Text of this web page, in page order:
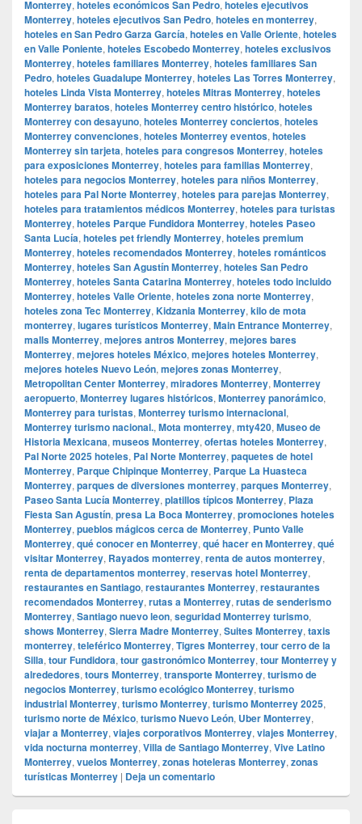
Monterrey, hoteles económicos San Pedro, hoteles ejecutivos
Monterrey, hoteles ejecutivos San Pedro, hoteles en monterrey,
hoteles en San Pedro Garza García, hoteles en Valle Oriente, hoteles
en Valle Poniente, hoteles Escobedo Monterrey, hoteles exclusivos
Monterrey, hoteles familiares Monterrey, hoteles familiares San
Pedro, hoteles Guadalupe Monterrey, hoteles Las Torres Monterrey,
hoteles Linda Vista Monterrey, hoteles Mitras Monterrey, hoteles
Monterrey baratos, hoteles Monterrey centro histórico, hoteles
Monterrey con desayuno, hoteles Monterrey conciertos, hoteles
Monterrey convenciones, hoteles Monterrey eventos, hoteles
Monterrey sin tarjeta, hoteles para congresos Monterrey, hoteles
para exposiciones Monterrey, hoteles para familias Monterrey,
hoteles para negocios Monterrey, hoteles para niños Monterrey,
hoteles para Pal Norte Monterrey, hoteles para parejas Monterrey,
hoteles para tratamientos médicos Monterrey, hoteles para turistas
Monterrey, hoteles Parque Fundidora Monterrey, hoteles Paseo
Santa Lucía, hoteles pet friendly Monterrey, hoteles premium
Monterrey, hoteles recomendados Monterrey, hoteles románticos
Monterrey, hoteles San Agustín Monterrey, hoteles San Pedro
Monterrey, hoteles Santa Catarina Monterrey, hoteles todo incluido
Monterrey, hoteles Valle Oriente, hoteles zona norte Monterrey,
hoteles zona Tec Monterrey, Kidzania Monterrey, kilo de mota
monterrey, lugares turísticos Monterrey, Main Entrance Monterrey,
malls Monterrey, mejores antros Monterrey, mejores bares
Monterrey, mejores hoteles México, mejores hoteles Monterrey,
mejores hoteles Nuevo León, mejores zonas Monterrey,
Metropolitan Center Monterrey, miradores Monterrey, Monterrey
aeropuerto, Monterrey lugares históricos, Monterrey panorámico,
Monterrey para turistas, Monterrey turismo internacional,
Monterrey turismo nacional., Mota monterrey, mty420, Museo de
Historia Mexicana, museos Monterrey, ofertas hoteles Monterrey,
Pal Norte 2025 hoteles, Pal Norte Monterrey, paquetes de hotel
Monterrey, Parque Chipinque Monterrey, Parque La Huasteca
Monterrey, parques de diversiones monterrey, parques Monterrey,
Paseo Santa Lucía Monterrey, platillos típicos Monterrey, Plaza
Fiesta San Agustín, presa La Boca Monterrey, promociones hoteles
Monterrey, pueblos mágicos cerca de Monterrey, Punto Valle
Monterrey, qué conocer en Monterrey, qué hacer en Monterrey, qué
visitar Monterrey, Rayados monterrey, renta de autos monterrey,
renta de departamentos monterrey, reservas hotel Monterrey,
restaurantes en Santiago, restaurantes Monterrey, restaurantes
recomendados Monterrey, rutas a Monterrey, rutas de senderismo
Monterrey, Santiago nuevo leon, seguridad Monterrey turismo,
shows Monterrey, Sierra Madre Monterrey, Suites Monterrey, taxis
monterrey, teleférico Monterrey, Tigres Monterrey, tour cerro de la
Silla, tour Fundidora, tour gastronómico Monterrey, tour Monterrey y
alrededores, tours Monterrey, transporte Monterrey, turismo de
negocios Monterrey, turismo ecológico Monterrey, turismo
industrial Monterrey, turismo Monterrey, turismo Monterrey 2025,
turismo norte de México, turismo Nuevo León, Uber Monterrey,
viajar a Monterrey, viajes corporativos Monterrey, viajes Monterrey,
vida nocturna monterrey, Villa de Santiago Monterrey, Vive Latino
Monterrey, vuelos Monterrey, zonas hoteleras Monterrey, zonas
turísticas Monterrey | Deja un comentario